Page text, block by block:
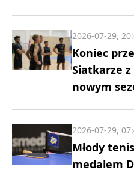
Koniec
Siatkarze
nowym
2026-07-29,
Młody
medalem
2026-07-29,